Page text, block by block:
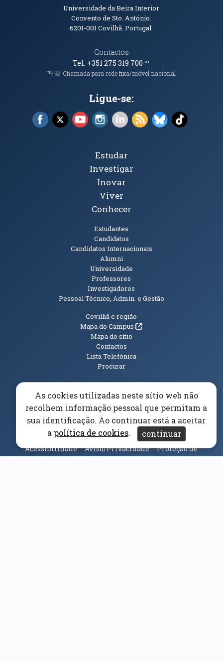
Informações de Contacto
Universidade da Beira Interior
Convento de Sto. António.
6201-001Covilhã. Portugal.
Contactos
Tel. +351 275 319 700℡
℡|☏ Chamada para rede fixa/móvel nacional
Ligue-se:
Facebook (abre em nova janela)
X (abre em nova janela)
YouTube (abre em nova janela)
Instagram (abre em nova janela)
LinkedIn (abre em nova
RSS (abre em nova
Bluesky (abre
TikTok
Tópicos Principais
Estudar
Investigar
Inovar
Viver
Conhecer
Estudantes
Candidatos
Candidatos Internacionais
Alumni
Universidade
Professores
Investigadores
Pessoal Técnico, Admin. e Gestão
Informações Adicionais
Covilhã e região
Mapa do Campus(abre em nova janela)
Mapa do sítio
Contactos
Lista Telefónica
Procurar
Elogios, Sugestões e Reclamações Livro Amarelo
Canal Denúncia(abre em nova janela)
Acessibilidade Aviso/Privacidade
Proteção de
Dados
As cookies utilizadas neste sítio web não
recolhem informação pessoal que permitam a
sua identificação. Ao continuar está a aceitar
a política de cookies. continuar